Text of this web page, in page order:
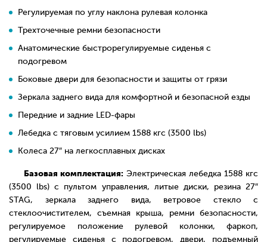
Регулируемая по углу наклона рулевая колонка
Трехточечные ремни безопасности
Анатомические быстрорегулируемые сиденья с
подогревом
Боковые двери для безопасности и защиты от грязи
Зеркала заднего вида для комфортной и безопасной езды
Передние и задние LED-фары
Лебедка с тяговым усилием 1588 кгс (3500 lbs)
Колеса 27″ на легкосплавных дисках
Базовая комплектация: Электрическая лебедка 1588 кгс
(3500 lbs) с пультом управления, литые диски, резина 27″
STAG, зеркала заднего вида, ветровое стекло с
стеклоочистителем, съемная крыша, ремни безопасности,
регулируемое положение рулевой колонки, фаркоп,
регулируемые сиденья с подогревом, двери, подъемный